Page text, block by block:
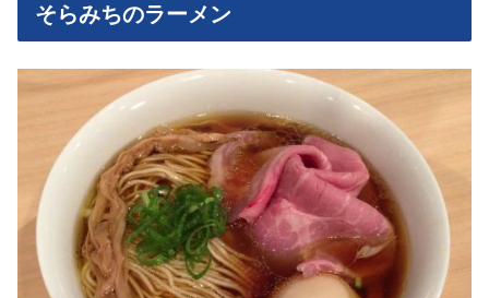
そらみちのラーメン